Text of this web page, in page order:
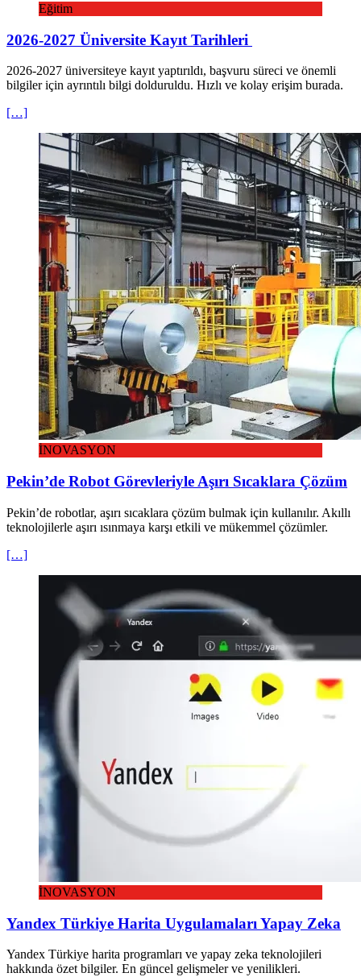
Eğitim
2026-2027 Üniversite Kayıt Tarihleri ​​
2026-2027 üniversiteye kayıt yaptırıldı, başvuru süreci ve önemli
bilgiler için ayrıntılı bilgi dolduruldu. Hızlı ve kolay erişim burada.
[…]
İNOVASYON
Pekin’de Robot Görevleriyle Aşırı Sıcaklara Çözüm
Pekin’de robotlar, aşırı sıcaklara çözüm bulmak için kullanılır. Akıllı
teknolojilerle aşırı ısınmaya karşı etkili ve mükemmel çözümler.
[…]
İNOVASYON
Yandex Türkiye Harita Uygulamaları Yapay Zeka
Yandex Türkiye harita programları ve yapay zeka teknolojileri
hakkında özet bilgiler. En güncel gelişmeler ve yenilikleri.